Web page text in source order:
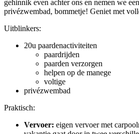
gehinnik even achter ons en nemen we
privézwembad, bommetje! Geniet met
Uitblinkers:
20u paardenactiviteiten
paardrijden
paarden verzorgen
helpen op de manege
voltige
privézwembad
Praktisch:
Vervoer: eigen vervoer met